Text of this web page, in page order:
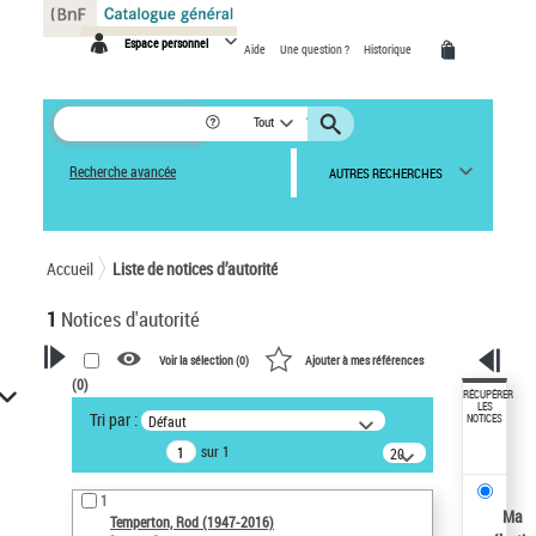
Espace personnel Aide Une question ? Historique
Tout
Recherche avancée AUTRES RECHERCHES
Accueil Liste de notices d’autorité
1 Notices d'autorité
VOTRE RECHERCHE
Recherche avancée dans les
notices d’autorité
Œuvres liées à l'auteur :
Temperton, Rod (1947-2016)
Voir la sélection (0) Ajouter à mes références
(0)
Tri par : Défaut
sur 1
20
résultats/page
1
Temperton, Rod (1947-2016)
RÉCUPÉRER
LES
NOTICES
Ma
Panneau de gestion des cookies